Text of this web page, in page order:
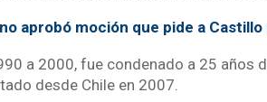
aprobó moción que pide a
a 2000, fue condenado a 25 años
desde Chile en 2007.